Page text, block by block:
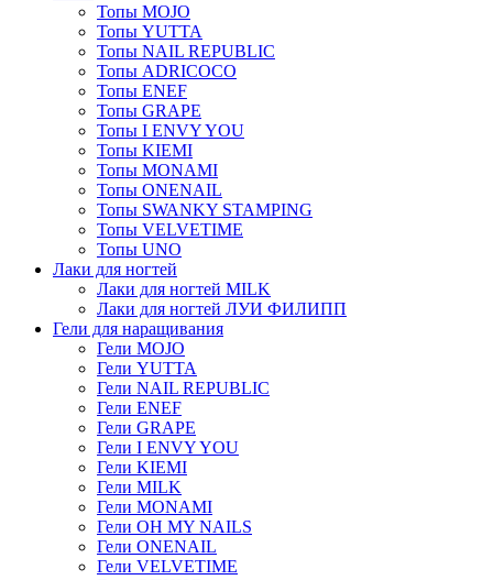
Топы MOJO
Топы YUTTA
Топы NAIL REPUBLIC
Топы ADRICOCO
Топы ENEF
Топы GRAPE
Топы I ENVY YOU
Топы KIEMI
Топы MONAMI
Топы ONENAIL
Топы SWANKY STAMPING
Топы VELVETIME
Топы UNO
Лаки для ногтей
Лаки для ногтей MILK
Лаки для ногтей ЛУИ ФИЛИПП
Гели для наращивания
Гели MOJO
Гели YUTTA
Гели NAIL REPUBLIC
Гели ENEF
Гели GRAPE
Гели I ENVY YOU
Гели KIEMI
Гели MILK
Гели MONAMI
Гели OH MY NAILS
Гели ONENAIL
Гели VELVETIME